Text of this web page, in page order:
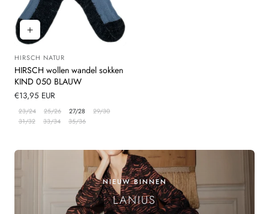
Leverancier:
HIRSCH NATUR
HIRSCH wollen wandel sokken
KIND 050 BLAUW
Normale
prijs
€13,95 EUR
23/24 25/26 27/28
29/30
31/32
33/34 35/36
NIEUW BINNEN
LANIUS